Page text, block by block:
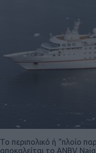
To περιπολικό ή “πλοίο
αποκαλείται το ANBV